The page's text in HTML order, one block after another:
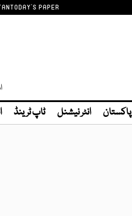
TODAY'S PAPER
پاکستان انٹر نیشنل ٹاپ ٹرینڈ